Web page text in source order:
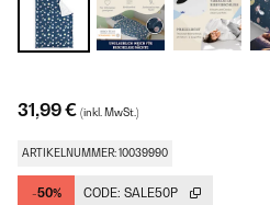
31,99 € (inkl. MwSt.)
ARTIKELNUMMER: 10039990
-50% CODE: SALE50P